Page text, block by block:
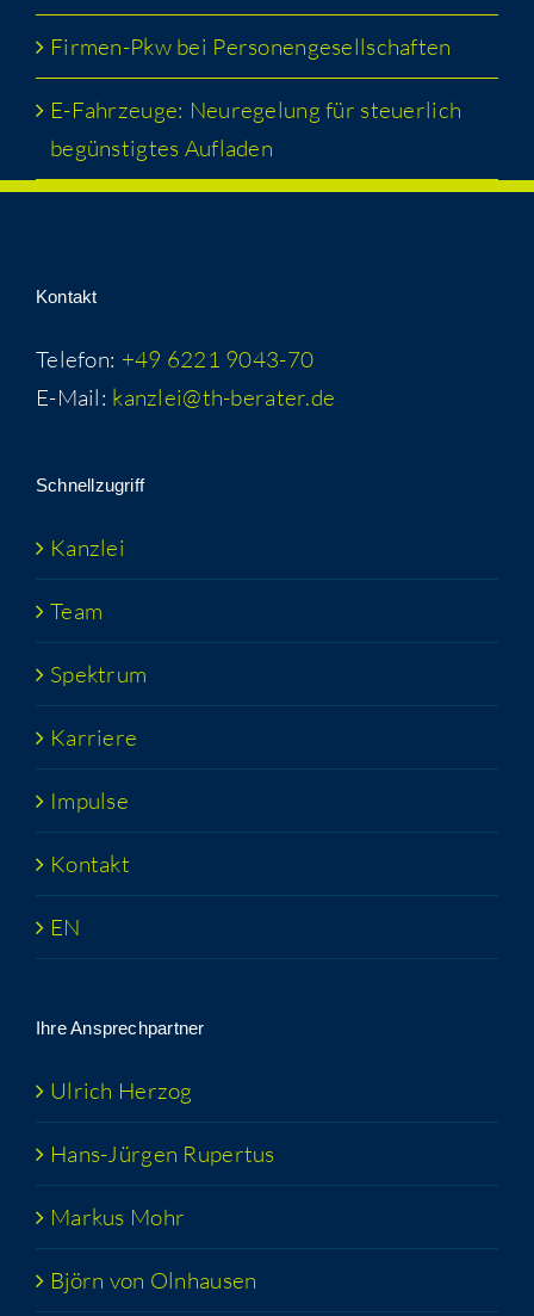
Fir­men-Pkw bei Personengesellschaften
E-Fahr­zeu­ge: Neu­re­ge­lung für steu­er­lich
begüns­tig­tes Aufladen
Kon­takt
Telefon: +49 6221 9043-70
E-Mail: kanzlei@th-berater.de
Schnell­zu­griff
Kanz­lei
Team
Spek­trum
Kar­rie­re
Impul­se
Kon­takt
EN
Ihre Ansprech­part­ner
Ulrich Her­zog
Hans-Jür­­gen Rupertus
Mar­kus Mohr
Björn von Olnhausen